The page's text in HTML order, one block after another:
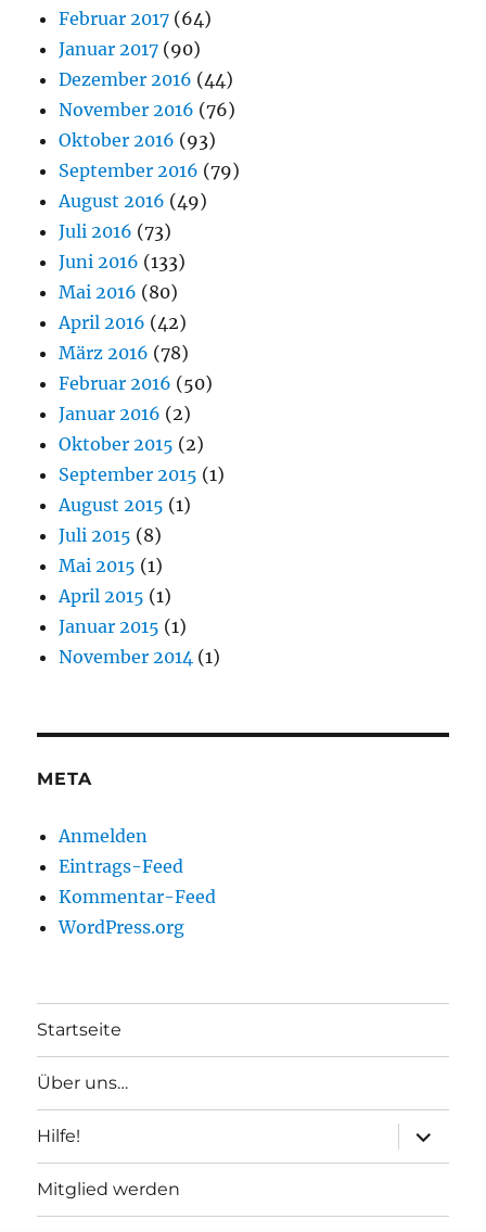
Februar 2017 (64)
Januar 2017 (90)
Dezember 2016 (44)
November 2016 (76)
Oktober 2016 (93)
September 2016 (79)
August 2016 (49)
Juli 2016 (73)
Juni 2016 (133)
Mai 2016 (80)
April 2016 (42)
März 2016 (78)
Februar 2016 (50)
Januar 2016 (2)
Oktober 2015 (2)
September 2015 (1)
August 2015 (1)
Juli 2015 (8)
Mai 2015 (1)
April 2015 (1)
Januar 2015 (1)
November 2014 (1)
META
Anmelden
Eintrags-Feed
Kommentar-Feed
WordPress.org
Startseite
Über uns…
Hilfe!
anzeigen
Mitglied werden